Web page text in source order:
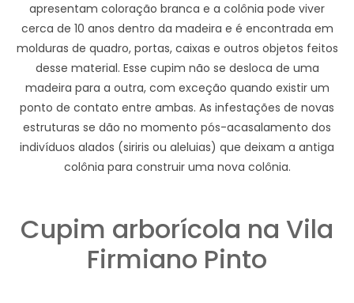
apresentam coloração branca e a colônia pode viver
cerca de 10 anos dentro da madeira e é encontrada em
molduras de quadro, portas, caixas e outros objetos feitos
desse material. Esse cupim não se desloca de uma
madeira para a outra, com exceção quando existir um
ponto de contato entre ambas. As infestações de novas
estruturas se dão no momento pós-acasalamento dos
indivíduos alados (siriris ou aleluias) que deixam a antiga
colônia para construir uma nova colônia.
Cupim arborícola na Vila
Firmiano Pinto